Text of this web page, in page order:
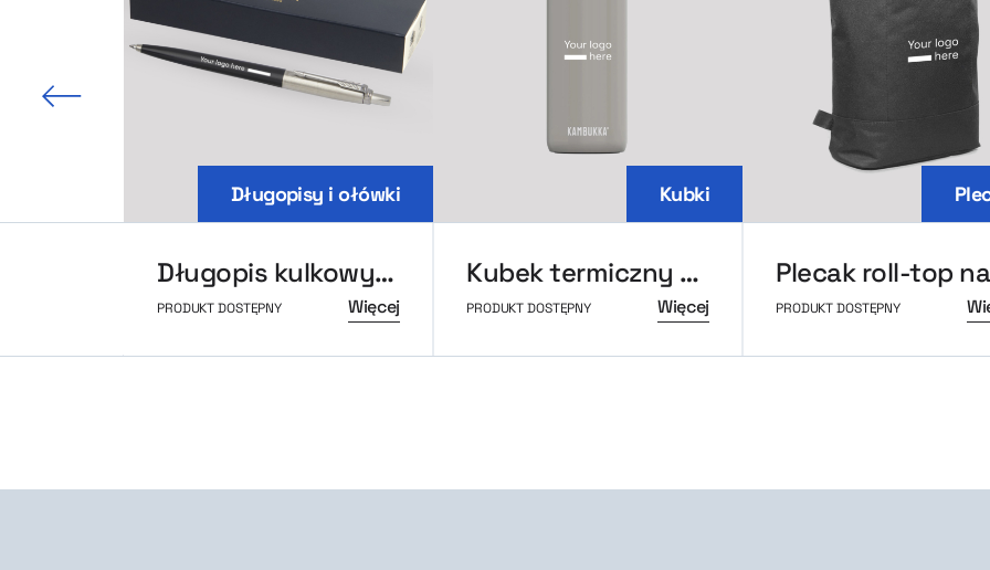
Długopisy i ołówki
Długopis kulkowy Parker z recyklingu
PRODUKT DOSTĘPNY Więcej
Kubki
Kubek termiczny Kambukka Olympus 500ml
PRODUKT DOSTĘPNY Więcej PRODUKT DOSTĘPNY